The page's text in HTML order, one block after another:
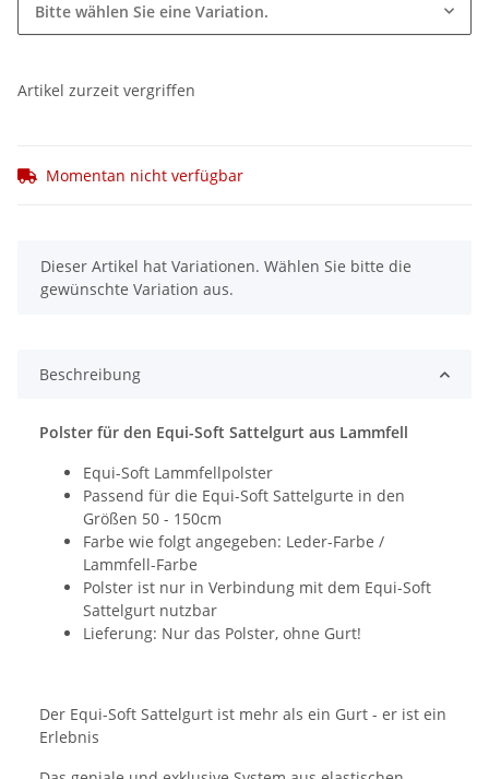
Bitte wählen Sie eine Variation.
Artikel zurzeit vergriffen
Momentan nicht verfügbar
x
Dieser Artikel hat Variationen. Wählen Sie bitte die
gewünschte Variation aus.
Beschreibung
Polster für den Equi-Soft Sattelgurt aus Lammfell
Equi-Soft Lammfellpolster
Passend für die Equi-Soft Sattelgurte in den
Größen 50 - 150cm
Farbe wie folgt angegeben: Leder-Farbe /
Lammfell-Farbe
Polster ist nur in Verbindung mit dem Equi-Soft
Sattelgurt nutzbar
Lieferung: Nur das Polster, ohne Gurt!
Der Equi-Soft Sattelgurt ist mehr als ein Gurt - er ist ein
Erlebnis